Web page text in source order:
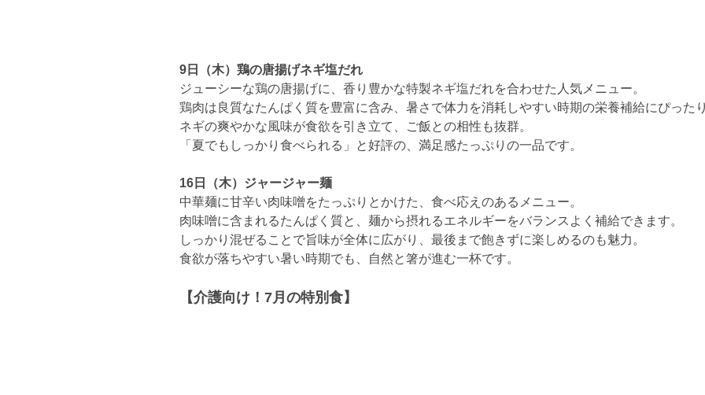
9日（木）鶏の唐揚げネギ塩だれ
ジューシーな鶏の唐揚げに、香り豊かな特製ネギ塩だれを合わせた人気メニュー。
鶏肉は良質なたんぱく質を豊富に含み、暑さで体力を消耗しやすい時期の栄養補給にぴった
ネギの爽やかな風味が食欲を引き立て、ご飯との相性も抜群。
「夏でもしっかり食べられる」と好評の、満足感たっぷりの一品です。
16日（木）ジャージャー麺
中華麺に甘辛い肉味噌をたっぷりとかけた、食べ応えのあるメニュー。
肉味噌に含まれるたんぱく質と、麺から摂れるエネルギーをバランスよく補給できます。
しっかり混ぜることで旨味が全体に広がり、最後まで飽きずに楽しめるのも魅力。
食欲が落ちやすい暑い時期でも、自然と箸が進む一杯です。
【介護向け！7月の特別食】